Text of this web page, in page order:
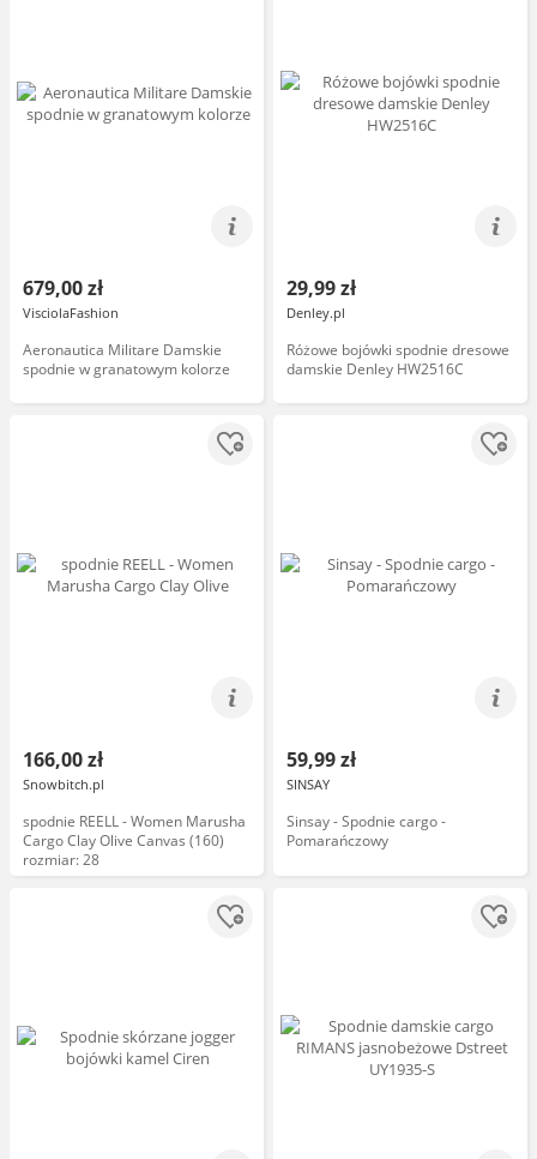
679,00 zł
VisciolaFashion
Aeronautica Militare Damskie
spodnie w granatowym kolorze
29,99 zł
Denley.pl
Różowe bojówki spodnie dresowe
damskie Denley HW2516C
166,00 zł
Snowbitch.pl
spodnie REELL - Women Marusha
Cargo Clay Olive Canvas (160)
rozmiar: 28
59,99 zł
SINSAY
Sinsay - Spodnie cargo -
Pomarańczowy